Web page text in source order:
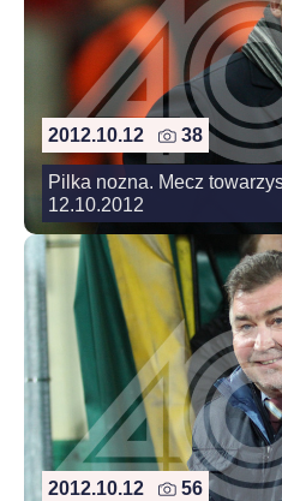
2012.10.12 38
Pilka nozna. Mecz
12.10.2012
2012.10.12 56